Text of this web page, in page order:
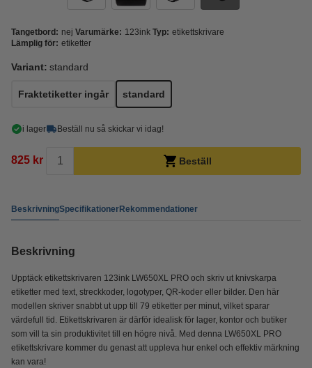
Tangetbord: nej Varumärke: 123ink Typ: etikettskrivare
Lämplig för: etiketter
Variant: standard
Fraktetiketter ingår standard
i lager Beställ nu så skickar vi idag!
825 kr Beställ
BeskrivningSpecifikationerRekommendationer
Beskrivning
Upptäck etikettskrivaren 123ink LW650XL PRO och skriv ut knivskarpa
etiketter med text, streckkoder, logotyper, QR-koder eller bilder. Den här
modellen skriver snabbt ut upp till 79 etiketter per minut, vilket sparar
värdefull tid. Etikettskrivaren är därför idealisk för lager, kontor och butiker
som vill ta sin produktivitet till en högre nivå. Med denna LW650XL PRO
etikettskrivare kommer du genast att uppleva hur enkel och effektiv märkning
kan vara!